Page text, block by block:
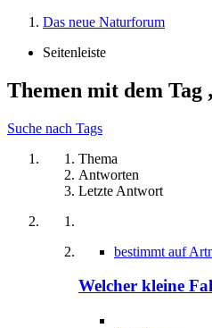
Das neue Naturforum
Seitenleiste
Themen mit dem Tag
Suche nach Tags
Thema
Antworten
Letzte Antwort
bestimmt auf
Welcher kleine